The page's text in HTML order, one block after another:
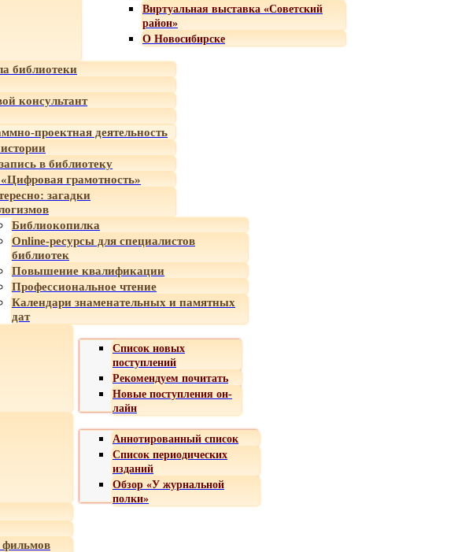
Виртуальная выставка «Советский
район»
О Новосибирске
библиотеки
консультант
проектная деятельность
в библиотеку
грамотность»
загадки
Библиокопилка
Online-ресурсы для специалистов
библиотек
Повышение квалификации
Профессиональное чтение
Календари знаменательных и памятных
дат
Список новых
поступлений
Рекомендуем почитать
Новые поступления он-
лайн
Аннотированный список
Список периодических
изданий
Обзор «У журнальной
полки»